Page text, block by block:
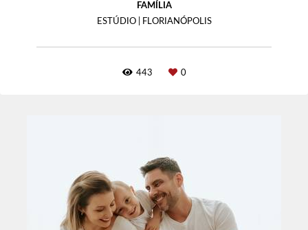
FAMÍLIA
ESTÚDIO | FLORIANÓPOLIS
443 0